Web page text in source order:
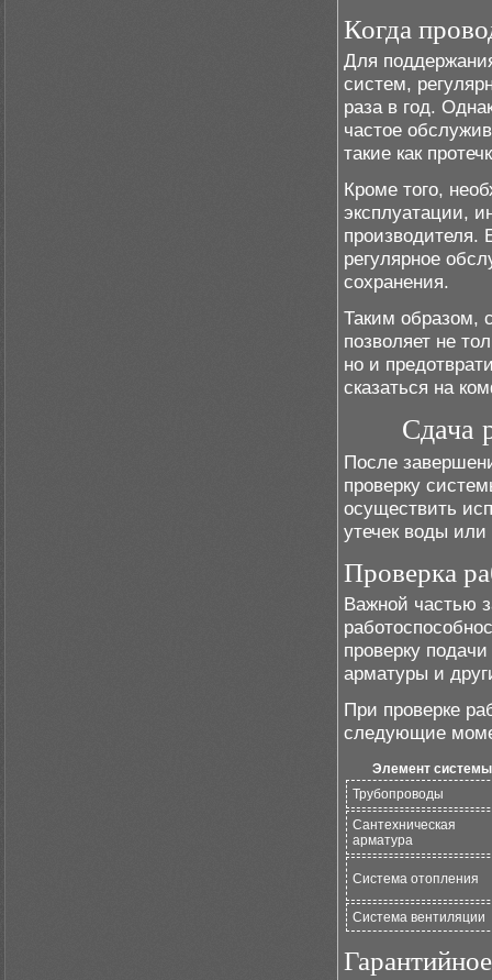
Когда
Для
систем,
раза в год.
частое
такие как
Кроме того,
эксплуатации,
производителя.
регулярное
сохранения.
Таким образом,
позволяет не
но и
сказаться на
Сдача
После
проверку
осуществить
утечек воды или
Проверка
Важной частью
проверку
арматуры и
При проверке
следующие
Элемент системы
Трубопроводы
Сантехническая
арматура
Система отопления
Система вентиляции